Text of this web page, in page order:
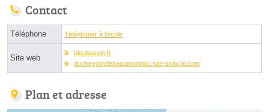
Contact
Téléphone Téléphoner à l'école
Site web
bleubassin.fr
ducheyrondebeaumontloic.site-solocal.com
Plan et adresse